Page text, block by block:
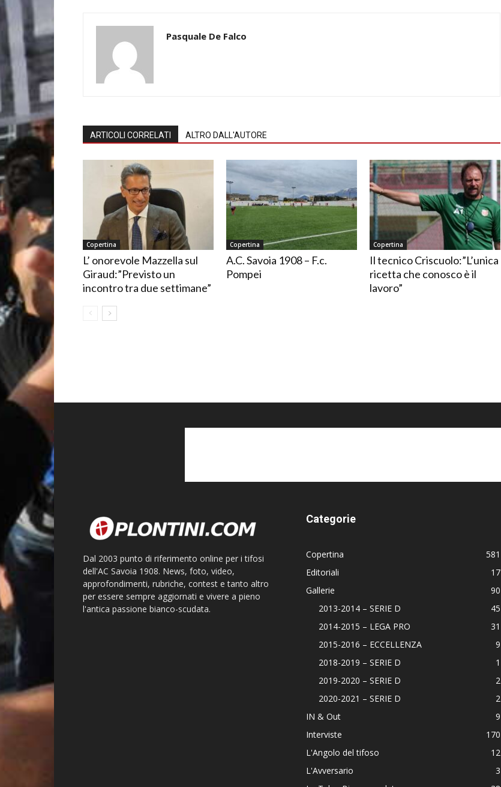
Pasquale De Falco
ARTICOLI CORRELATI ALTRO DALL'AUTORE
Copertina
L’ onorevole Mazzella sul
Giraud:”Previsto un
incontro tra due settimane”
Copertina
A.C. Savoia 1908 – F.c.
Pompei
Copertina
Il tecnico Criscuolo:”L’unica
ricetta che conosco è il
lavoro”
Dal 2003 punto di riferimento online per i tifosi
dell'AC Savoia 1908. News, foto, video,
approfondimenti, rubriche, contest e tanto altro
per essere sempre aggiornati e vivere a pieno
l'antica passione bianco-scudata.
Categorie
Copertina
581
Editoriali
17
Gallerie
90
2013-2014 – SERIE D
45
2014-2015 – LEGA PRO
31
2015-2016 – ECCELLENZA
9
2018-2019 – SERIE D
1
2019-2020 – SERIE D
2
2020-2021 – SERIE D
2
IN & Out
9
Interviste
170
L'Angolo del tifoso
12
L'Avversario
3